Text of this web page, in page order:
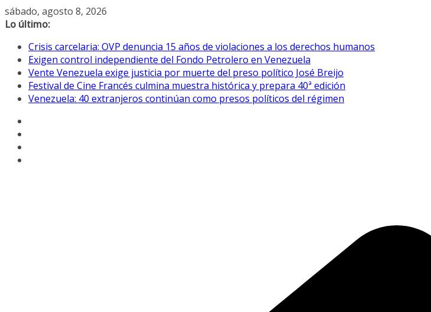
Saltar
al
sábado, agosto 8, 2026
Lo último:
Crisis carcelaria: OVP denuncia 15 años de violaciones a los derechos humanos
Exigen control independiente del Fondo Petrolero en Venezuela
Vente Venezuela exige justicia por muerte del preso político José Breijo
Festival de Cine Francés culmina muestra histórica y prepara 40ª edición
Venezuela: 40 extranjeros continúan como presos políticos del régimen